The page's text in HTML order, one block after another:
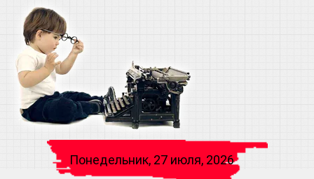
Понедельник, 27 июля, 2026